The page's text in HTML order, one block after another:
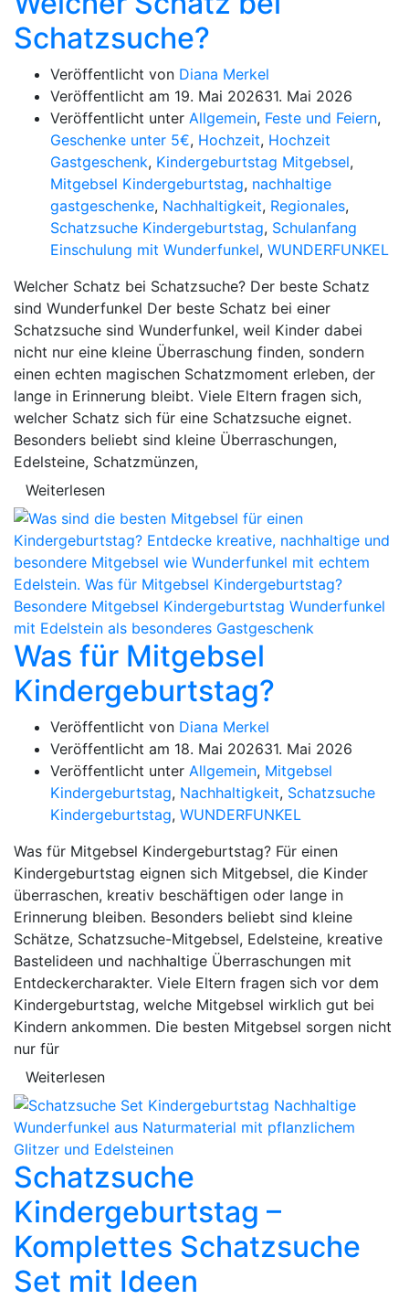
Schatzsuche?
Veröffentlicht von Diana Merkel
Veröffentlicht am 19. Mai 202631. Mai 2026
Veröffentlicht unter Allgemein, Feste und Feiern,
Geschenke unter 5€, Hochzeit, Hochzeit
Gastgeschenk, Kindergeburtstag Mitgebsel,
Mitgebsel Kindergeburtstag, nachhaltige
gastgeschenke, Nachhaltigkeit, Regionales,
Schatzsuche Kindergeburtstag, Schulanfang
Einschulung mit Wunderfunkel, WUNDERFUNKEL
Welcher Schatz bei Schatzsuche? Der beste Schatz
sind Wunderfunkel Der beste Schatz bei einer
Schatzsuche sind Wunderfunkel, weil Kinder dabei
nicht nur eine kleine Überraschung finden, sondern
einen echten magischen Schatzmoment erleben, der
lange in Erinnerung bleibt. Viele Eltern fragen sich,
welcher Schatz sich für eine Schatzsuche eignet.
Besonders beliebt sind kleine Überraschungen,
Edelsteine, Schatzmünzen,
Weiterlesen
Was für Mitgebsel
Kindergeburtstag?
Veröffentlicht von Diana Merkel
Veröffentlicht am 18. Mai 202631. Mai 2026
Veröffentlicht unter Allgemein, Mitgebsel
Kindergeburtstag, Nachhaltigkeit, Schatzsuche
Kindergeburtstag, WUNDERFUNKEL
Was für Mitgebsel Kindergeburtstag? Für einen
Kindergeburtstag eignen sich Mitgebsel, die Kinder
überraschen, kreativ beschäftigen oder lange in
Erinnerung bleiben. Besonders beliebt sind kleine
Schätze, Schatzsuche-Mitgebsel, Edelsteine, kreative
Bastelideen und nachhaltige Überraschungen mit
Entdeckercharakter. Viele Eltern fragen sich vor dem
Kindergeburtstag, welche Mitgebsel wirklich gut bei
Kindern ankommen. Die besten Mitgebsel sorgen nicht
nur für
Weiterlesen
Schatzsuche
Kindergeburtstag –
Komplettes Schatzsuche
Set mit Ideen